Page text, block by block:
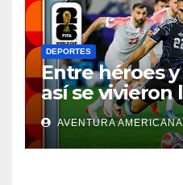
DEPORTES
Entre héroes
así se vivieron
final del
AVENTURA AMERICANA